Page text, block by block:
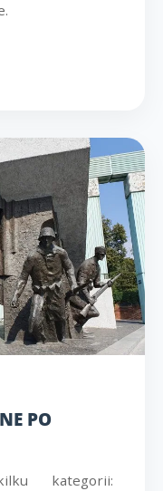
PO
kategorii: